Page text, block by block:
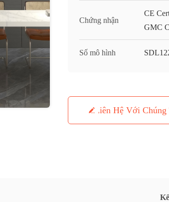
Chứng nhận
CE
GMC
Số mô hình
Liên Hệ Với Chúng